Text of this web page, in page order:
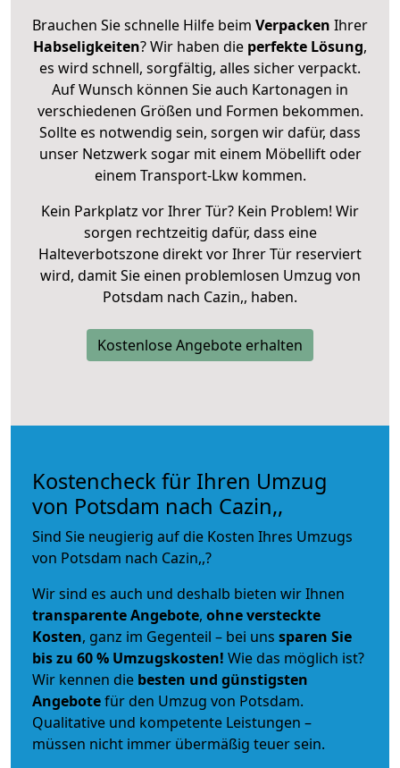
Brauchen Sie schnelle Hilfe beim Verpacken Ihrer
Habseligkeiten? Wir haben die perfekte Lösung,
es wird schnell, sorgfältig, alles sicher verpackt.
Auf Wunsch können Sie auch Kartonagen in
verschiedenen Größen und Formen bekommen.
Sollte es notwendig sein, sorgen wir dafür, dass
unser Netzwerk sogar mit einem Möbellift oder
einem Transport-Lkw kommen.
Kein Parkplatz vor Ihrer Tür? Kein Problem! Wir
sorgen rechtzeitig dafür, dass eine
Halteverbotszone direkt vor Ihrer Tür reserviert
wird, damit Sie einen problemlosen Umzug von
Potsdam nach Cazin,, haben.
Kostenlose Angebote erhalten
Kostencheck für Ihren Umzug
von Potsdam nach Cazin,,
Sind Sie neugierig auf die Kosten Ihres Umzugs
von Potsdam nach Cazin,,?
Wir sind es auch und deshalb bieten wir Ihnen
transparente Angebote, ohne versteckte
Kosten, ganz im Gegenteil – bei uns sparen Sie
bis zu 60 % Umzugskosten! Wie das möglich ist?
Wir kennen die besten und günstigsten
Angebotefür den Umzug von Potsdam.
Qualitative und kompetente Leistungen –
müssen nicht immer übermäßig teuer sein.